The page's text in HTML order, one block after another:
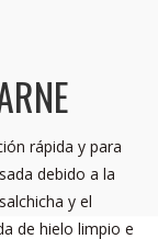
rápida y para
debido a la
y el
de hielo limpio e